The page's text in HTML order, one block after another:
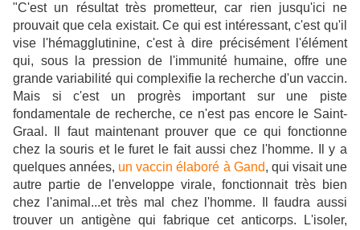
"C'est un résultat très prometteur, car rien jusqu'ici ne
prouvait que cela existait. Ce qui est intéressant, c'est qu'il
vise l'hémagglutinine, c'est à dire précisément l'élément
qui, sous la pression de l'immunité humaine, offre une
grande variabilité qui complexifie la recherche d'un vaccin.
Mais si c'est un progrès important sur une piste
fondamentale de recherche, ce n'est pas encore le Saint-
Graal. Il faut maintenant prouver que ce qui fonctionne
chez la souris et le furet le fait aussi chez l'homme. Il y a
quelques années, un vaccin élaboré à Gand, qui visait une
autre partie de l'enveloppe virale, fonctionnait très bien
chez l'animal...et très mal chez l'homme. Il faudra aussi
trouver un antigène qui fabrique cet anticorps. L'isoler,